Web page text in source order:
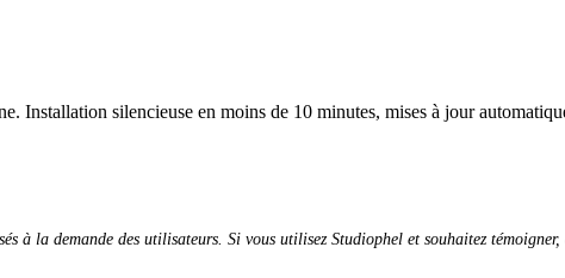
Installation silencieuse en moins de 10 minutes, mises à jour
à la demande des utilisateurs. Si vous utilisez Studiophel et souhaitez témoigner,